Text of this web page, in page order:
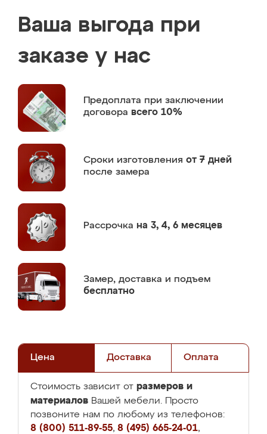
Ваша выгода при
заказе у нас
Предоплата при заключении
договора всего 10%
Сроки изготовления от 7 дней
после замера
Рассрочка на 3, 4, 6 месяцев
Замер, доставка и подъем
бесплатно
Цена Доставка Оплата
Стоимость зависит от размеров и
материалов Вашей мебели. Просто
позвоните нам по любому из телефонов:
8 (800) 511-89-55, 8 (495) 665-24-01,